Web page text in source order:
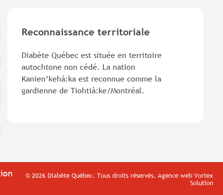
Reconnaissance territoriale
Diabète Québec est située en territoire
autochtone non cédé. La nation
Kanien’kehá:ka est reconnue comme la
gardienne de Tiohtià:ke/Montréal.
© 2026 Diabète Québec. Tous droits réservés. Agence web Vortex
Solution